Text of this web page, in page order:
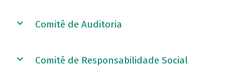
Comitê de Auditoria
Comitê de Responsabilidade Social